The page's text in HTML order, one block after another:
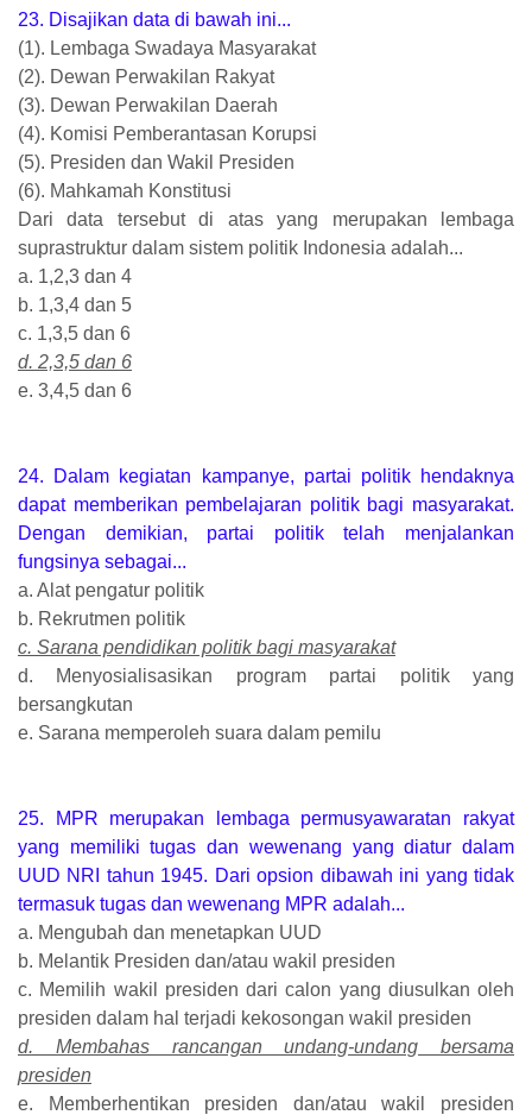
23. Disajikan data di bawah ini...
(1). Lembaga Swadaya Masyarakat
(2). Dewan Perwakilan Rakyat
(3). Dewan Perwakilan Daerah
(4). Komisi Pemberantasan Korupsi
(5). Presiden dan Wakil Presiden
(6). Mahkamah Konstitusi
Dari data tersebut di atas yang merupakan lembaga
suprastruktur dalam sistem politik Indonesia adalah...
a. 1,2,3 dan 4
b. 1,3,4 dan 5
c. 1,3,5 dan 6
d. 2,3,5 dan 6
e. 3,4,5 dan 6
24. Dalam kegiatan kampanye, partai politik hendaknya
dapat memberikan pembelajaran politik bagi masyarakat.
Dengan demikian, partai politik telah menjalankan
fungsinya sebagai...
a. Alat pengatur politik
b. Rekrutmen politik
c. Sarana pendidikan politik bagi masyarakat
d. Menyosialisasikan program partai politik yang
bersangkutan
e. Sarana memperoleh suara dalam pemilu
25. MPR merupakan lembaga permusyawaratan rakyat
yang memiliki tugas dan wewenang yang diatur dalam
UUD NRI tahun 1945. Dari opsion dibawah ini yang tidak
termasuk tugas dan wewenang MPR adalah...
a. Mengubah dan menetapkan UUD
b. Melantik Presiden dan/atau wakil presiden
c. Memilih wakil presiden dari calon yang diusulkan oleh
presiden dalam hal terjadi kekosongan wakil presiden
d. Membahas rancangan undang-undang bersama
presiden
e. Memberhentikan presiden dan/atau wakil presiden